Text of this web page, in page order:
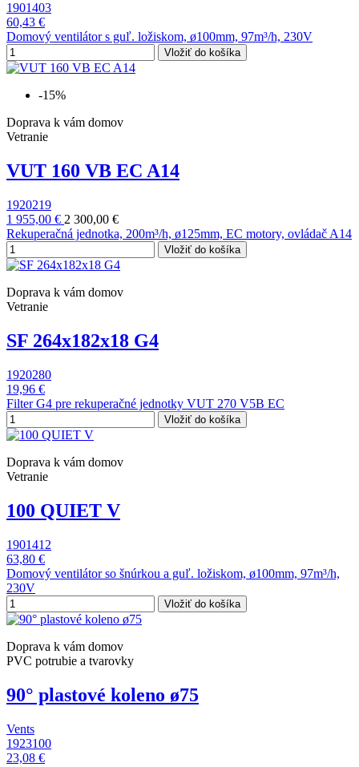
1901403
60,43 €
Domový ventilátor s guľ. ložiskom, ø100mm, 97m³/h, 230V
Vložiť do košíka
-15%
Doprava k vám domov
Vetranie
VUT 160 VB EC A14
1920219
1 955,00 € 2 300,00 €
Rekuperačná jednotka, 200m³/h, ø125mm, EC motory, ovládač A14
Vložiť do košíka
Doprava k vám domov
Vetranie
SF 264x182x18 G4
1920280
19,96 €
Filter G4 pre rekuperačné jednotky VUT 270 V5B EC
Vložiť do košíka
Doprava k vám domov
Vetranie
100 QUIET V
1901412
63,80 €
Domový ventilátor so šnúrkou a guľ. ložiskom, ø100mm, 97m³/h,
230V
Vložiť do košíka
Doprava k vám domov
PVC potrubie a tvarovky
90° plastové koleno ø75
Vents
1923100
23,08 €